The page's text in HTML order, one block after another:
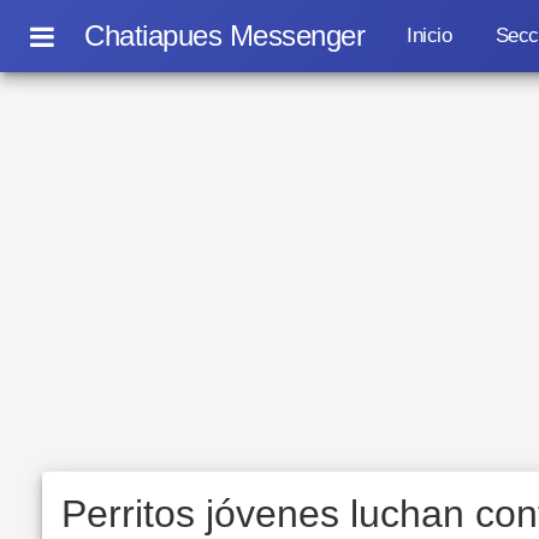
Chatiapues Messenger Inicio
Perritos jóvenes luchan